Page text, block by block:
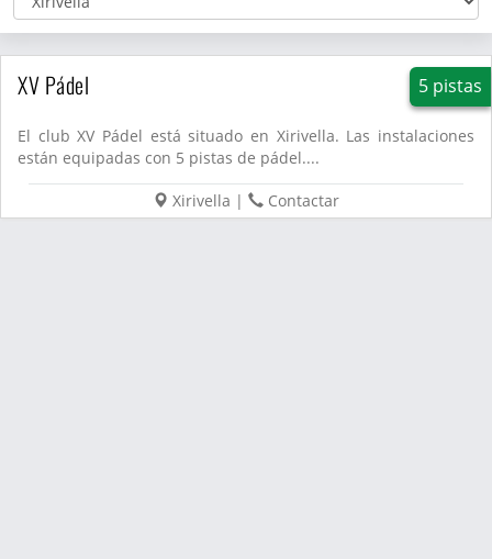
XV Pádel 5 pistas
El club XV Pádel está situado en Xirivella. Las instalaciones
están equipadas con 5 pistas de pádel....
Xirivella | Contactar